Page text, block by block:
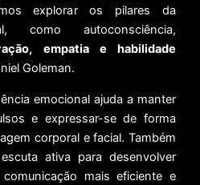
explorar os pilares da
como autoconsciência,
empatia e habilidade
Goleman.
emocional ajuda a manter
e expressar-se de forma
corporal e facial. Também
ativa para desenvolver
mais eficiente e